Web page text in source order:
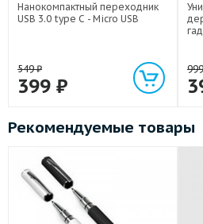
Нанокомпактный переходник
USB 3.0 type C - Micro USB
549₽
399 ₽
Рекомендуемые товары